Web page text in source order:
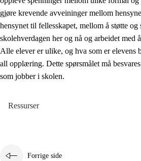
gjøre krevende avveininger mellom
hensynet til fellesskapet, mellom å støtte
skolehverdagen her og nå og arbeidet med
Alle elever er ulike, og hva som er elevens
all opplæring. Dette spørsmålet må
som jobber i skolen.
Ressurser
Forrige side